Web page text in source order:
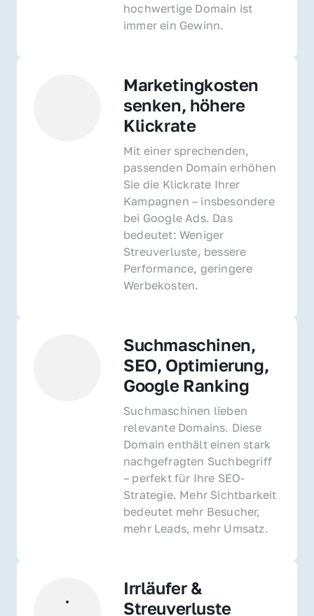
hochwertige Domain ist
immer ein Gewinn.
Marketingkosten
senken, höhere
Klickrate
Mit einer sprechenden,
passenden Domain erhöhen
Sie die Klickrate Ihrer
Kampagnen – insbesondere
bei Google Ads. Das
bedeutet: Weniger
Streuverluste, bessere
Performance, geringere
Werbekosten.
Suchmaschinen,
SEO, Optimierung,
Google Ranking
Suchmaschinen lieben
relevante Domains. Diese
Domain enthält einen stark
nachgefragten Suchbegriff
– perfekt für Ihre SEO-
Strategie. Mehr Sichtbarkeit
bedeutet mehr Besucher,
mehr Leads, mehr Umsatz.
Irrläufer &
Streuverluste